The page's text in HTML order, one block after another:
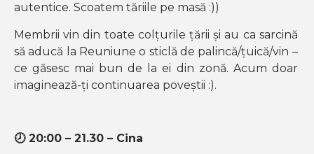
autentice. Scoatem tăriile pe masă :))
Membrii vin din toate colțurile țării și au ca sarcină
să aducă la Reuniune o sticlă de palincă/țuică/vin –
ce găsesc mai bun de la ei din zonă. Acum doar
imaginează-ți continuarea poveștii :).
🕗 20:00 – 21.30 – Cina